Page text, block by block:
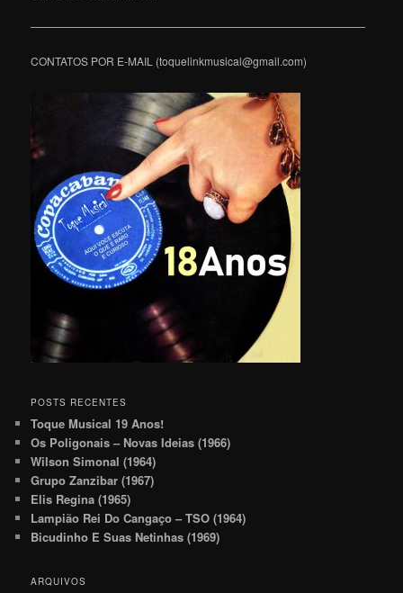
———————————————————————————————
CONTATOS POR E-MAIL (toquelinkmusical@gmail.com)
POSTS RECENTES
Toque Musical 19 Anos!
Os Poligonais – Novas Ideias (1966)
Wilson Simonal (1964)
Grupo Zanzibar (1967)
Elis Regina (1965)
Lampião Rei Do Cangaço – TSO (1964)
Bicudinho E Suas Netinhas (1969)
ARQUIVOS